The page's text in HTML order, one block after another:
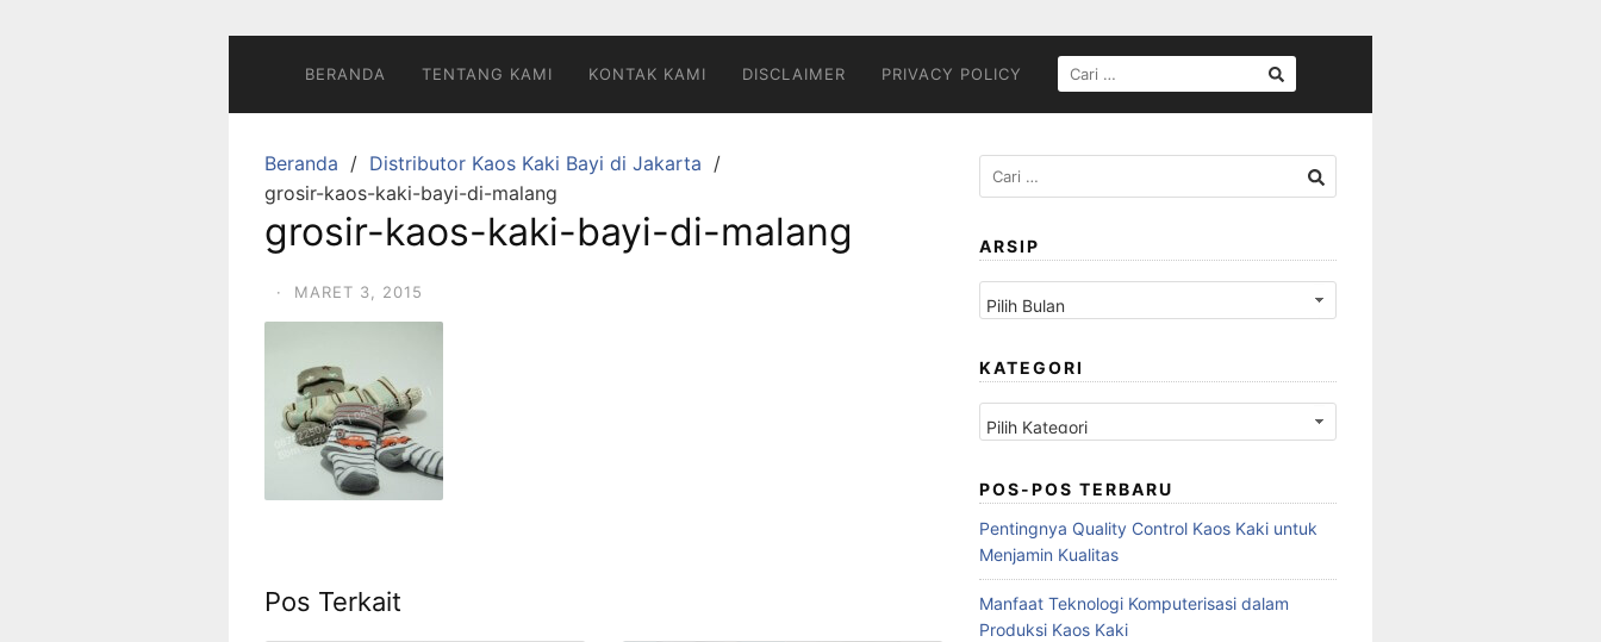
BERANDA TENTANG KAMI KONTAK KAMI DISCLAIMER PRIVACY POLICY
UNTUK:
Beranda
Distributor Kaos Kaki Bayi di Jakarta
grosir-kaos-kaki-bayi-di-malang
grosir-kaos-kaki-bayi-di-malang
· MARET 3, 2015
Pos Terkait
Cari
untuk:
ARSIP
Arsip
KATEGORI
Kategori
POS-POS TERBARU
Pentingnya Quality Control Kaos Kaki untuk
Menjamin Kualitas
Manfaat Teknologi Komputerisasi dalam
Produksi Kaos Kaki